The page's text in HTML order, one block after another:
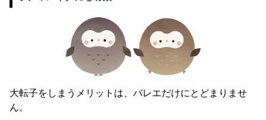
大転子をしまうメリットは、バレエだけにとどまりませ
ん。